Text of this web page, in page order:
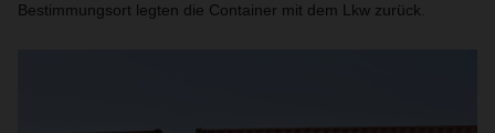
Bestimmungsort legten die Container mit dem Lkw zurück.